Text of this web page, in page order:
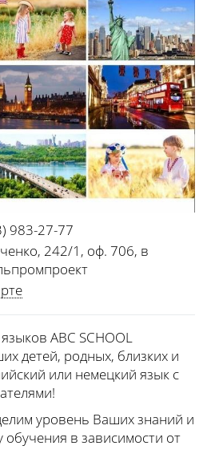
983-27-77
242/1, оф. 706, в
ABC SCHOOL
детей, родных, близких и
или немецкий язык с
уровень Ваших знаний и
в зависимости от